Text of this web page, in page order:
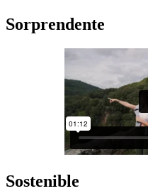
Sorprendente
Sostenible